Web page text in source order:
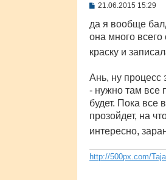
С
о
щ
н
21.06.2015 15:29
да я вообще
она много
краску и
Ань, ну процесс
- нужно там все
будет. Пока все
прозойдет, на
интересно,
http://500px.com/